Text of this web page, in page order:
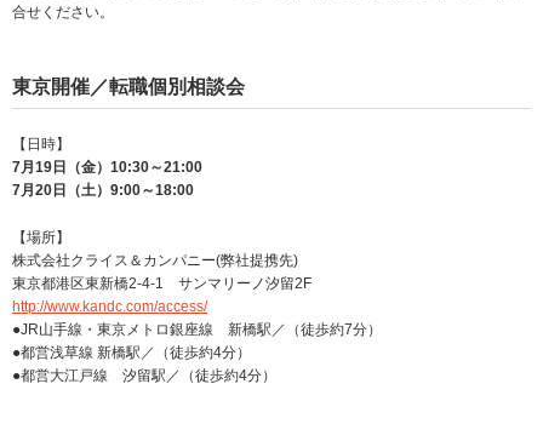
合せください。
東京開催／転職個別相談会
【日時】
7月19日（金）10:30～21:00
7月20日（土）9:00～18:00
【場所】
株式会社クライス＆カンパニー(弊社提携先)
東京都港区東新橋2-4-1 サンマリーノ汐留2F
http://www.kandc.com/access/
●JR山手線・東京メトロ銀座線 新橋駅／（徒歩約7分）
●都営浅草線 新橋駅／（徒歩約4分）
●都営大江戸線 汐留駅／（徒歩約4分）